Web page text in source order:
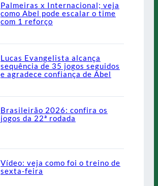
Palmeiras x Internacional; veja
como Abel pode escalar o time
com 1 reforço
Lucas Evangelista alcança
sequência de 35 jogos seguidos
e agradece confiança de Abel
Brasileirão 2026: confira os
jogos da 22ª rodada
Vídeo: veja como foi o treino de
sexta-feira